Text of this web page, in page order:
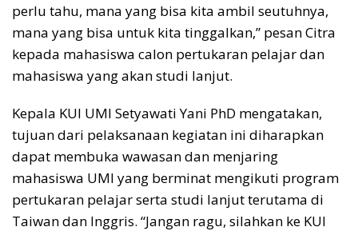
perlu tahu, mana yang bisa kita ambil seutuhnya,
mana yang bisa untuk kita tinggalkan,” pesan Citra
kepada mahasiswa calon pertukaran pelajar dan
mahasiswa yang akan studi lanjut.
Kepala KUI UMI Setyawati Yani PhD mengatakan,
tujuan dari pelaksanaan kegiatan ini diharapkan
dapat membuka wawasan dan menjaring
mahasiswa UMI yang berminat mengikuti program
pertukaran pelajar serta studi lanjut terutama di
Taiwan dan Inggris. “Jangan ragu, silahkan ke KUI